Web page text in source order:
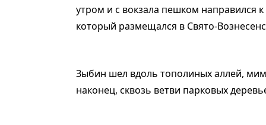
утром и с вокзала пешком направился
который размещался в Свято-
Зыбин шел вдоль тополиных аллей,
наконец, сквозь ветви парковых